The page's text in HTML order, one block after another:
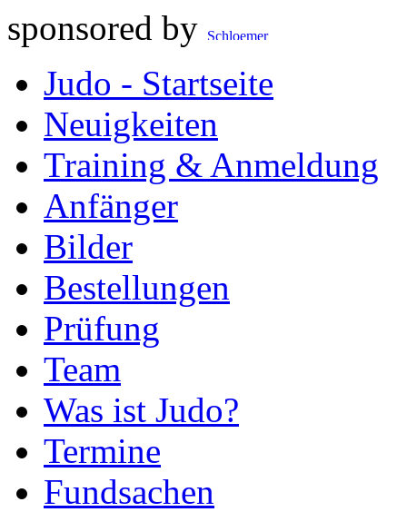
sponsored by
Judo - Startseite
Neuigkeiten
Training & Anmeldung
Anfänger
Bilder
Bestellungen
Prüfung
Team
Was ist Judo?
Termine
Fundsachen